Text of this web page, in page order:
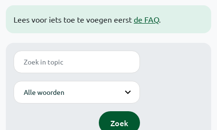
Lees voor iets toe te voegen eerst de FAQ.
Zoek
Modus
Zoek